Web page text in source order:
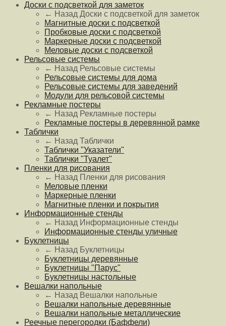
Доски с подсветкой для заметок
← Назад Доски с подсветкой для заметок
Магнитные доски с подсветкой
Пробковые доски с подсветкой
Маркерные доски с подсветкой
Меловые доски с подсветкой
Рельсовые системы
← Назад Рельсовые системы
Рельсовые системы для дома
Рельсовые системы для заведений
Модули для рельсовой системы
Рекламные постеры
← Назад Рекламные постеры
Рекламные постеры в деревянной рамке
Таблички
← Назад Таблички
Таблички "Указатели"
Таблички "Туалет"
Пленки для рисования
← Назад Пленки для рисования
Меловые пленки
Маркерные пленки
Магнитные пленки и покрытия
Информационные стенды
← Назад Информационные стенды
Информационные стенды уличные
Буклетницы
← Назад Буклетницы
Буклетницы деревянные
Буклетницы "Парус"
Буклетницы настольные
Вешалки напольные
← Назад Вешалки напольные
Вешалки напольные деревянные
Вешалки напольные металлические
Реечные перегородки (Баффели)